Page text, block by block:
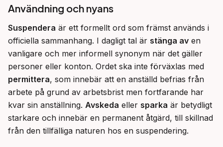
Användning och nyans
Suspendera är ett formellt ord som främst används i
officiella sammanhang. I dagligt tal är stänga av en
vanligare och mer informell synonym när det gäller
permittera, som innebär att en anställd befrias från
arbete på grund av arbetsbrist men fortfarande har
kvar sin anställning. Avskeda eller sparka är betydligt
starkare och innebär en permanent åtgärd, till skillnad
från den tillfälliga naturen hos en suspendering.